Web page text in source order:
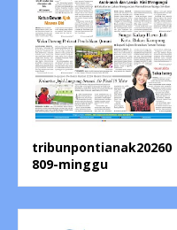
tribunpontianak20260
809-minggu